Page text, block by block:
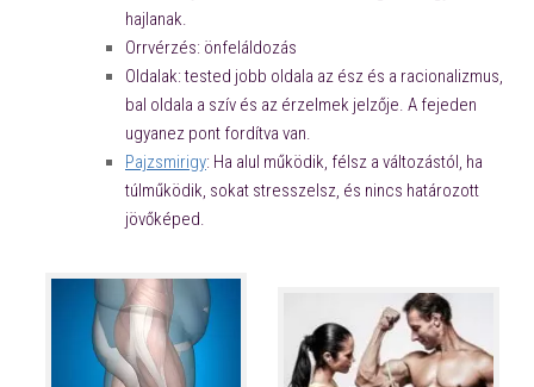
hajlanak.
Orrvérzés: önfeláldozás
Oldalak: tested jobb oldala az ész és a racionalizmus,
bal oldala a szív és az érzelmek jelzője. A fejeden
ugyanez pont fordítva van.
Pajzsmirigy: Ha alul működik, félsz a változástól, ha
túlműködik, sokat stresszelsz, és nincs határozott
jövőképed.